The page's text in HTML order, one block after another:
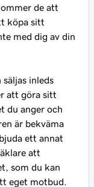
de att
köpa sitt
med dig av din
inleds
att göra sitt
du anger och
är bekväma
ett annat
att
som du kan
eget motbud.